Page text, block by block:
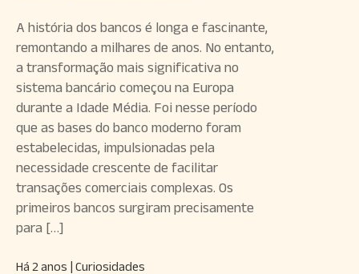
A história dos bancos é longa e fascinante,
remontando a milhares de anos. No entanto,
a transformação mais significativa no
sistema bancário começou na Europa
durante a Idade Média. Foi nesse período
que as bases do banco moderno foram
estabelecidas, impulsionadas pela
necessidade crescente de facilitar
transações comerciais complexas. Os
primeiros bancos surgiram precisamente
para […]
Há 2 anos | Curiosidades